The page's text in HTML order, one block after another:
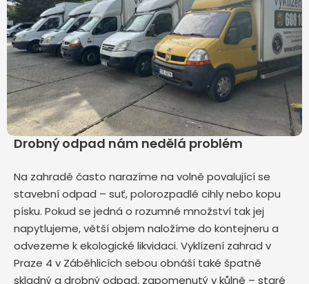
Drobný odpad nám nedělá problém
Na zahradě často narazíme na volně povalující se
stavební odpad – suť, polorozpadlé cihly nebo kopu
písku. Pokud se jedná o rozumné množství tak jej
napytlujeme, větší objem naložíme do kontejneru a
odvezeme k ekologické likvidaci. Vyklízení zahrad v
Praze 4 v Záběhlicích sebou obnáší také špatně
skladný a drobný odpad, zapomenutý v kůlně – staré